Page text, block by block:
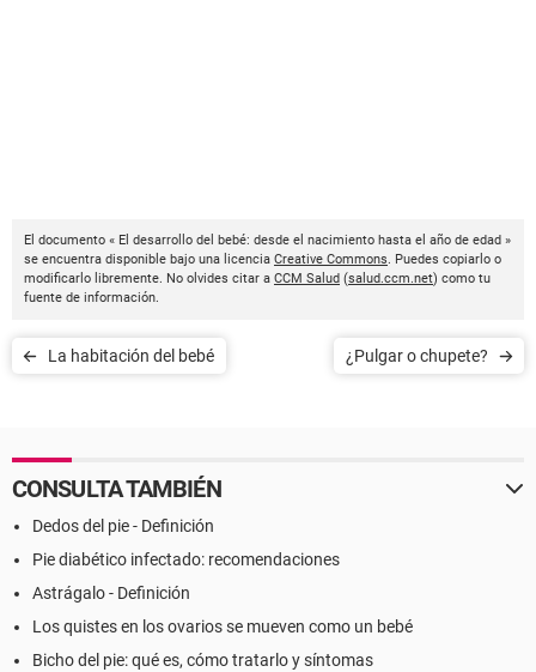
El documento « El desarrollo del bebé: desde el nacimiento hasta el año de edad »
se encuentra disponible bajo una licencia Creative Commons. Puedes copiarlo o
modificarlo libremente. No olvides citar a CCM Salud (salud.ccm.net) como tu
fuente de información.
La habitación del bebé ¿Pulgar o chupete?
CONSULTA TAMBIÉN
Dedos del pie - Definición
Pie diabético infectado: recomendaciones
Astrágalo - Definición
Los quistes en los ovarios se mueven como un bebé
Bicho del pie: qué es, cómo tratarlo y síntomas